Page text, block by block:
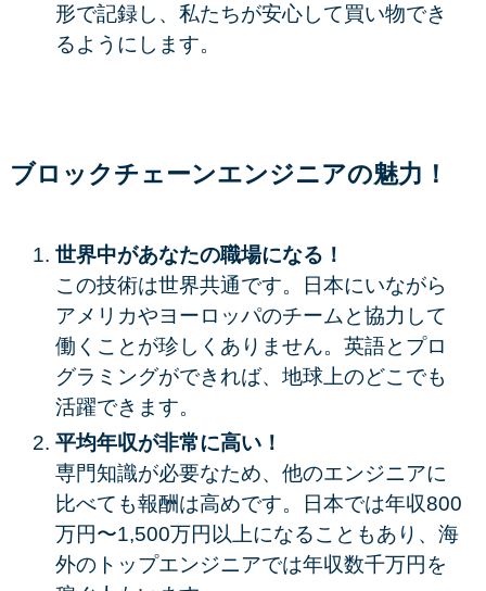
形で記録し、私たちが安心して買い物でき
るようにします。
ブロックチェーンエンジニアの魅力！
世界中があなたの職場になる！
この技術は世界共通です。日本にいながら
アメリカやヨーロッパのチームと協力して
働くことが珍しくありません。英語とプロ
グラミングができれば、地球上のどこでも
活躍できます。
平均年収が非常に高い！
専門知識が必要なため、他のエンジニアに
比べても報酬は高めです。日本では年収800
万円〜1,500万円以上になることもあり、海
外のトップエンジニアでは年収数千万円を